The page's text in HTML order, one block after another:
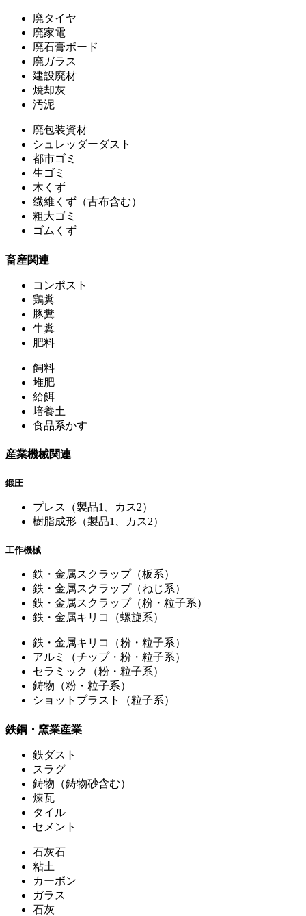
廃タイヤ
廃家電
廃石膏ボード
廃ガラス
建設廃材
焼却灰
汚泥
廃包装資材
シュレッダーダスト
都市ゴミ
生ゴミ
木くず
繊維くず（古布含む）
粗大ゴミ
ゴムくず
畜産関連
コンポスト
鶏糞
豚糞
牛糞
肥料
飼料
堆肥
給餌
培養土
食品系かす
産業機械関連
鍛圧
プレス（製品1、カス2）
樹脂成形（製品1、カス2）
工作機械
鉄・金属スクラップ（板系）
鉄・金属スクラップ（ねじ系）
鉄・金属スクラップ（粉・粒子系）
鉄・金属キリコ（螺旋系）
鉄・金属キリコ（粉・粒子系）
アルミ（チップ・粉・粒子系）
セラミック（粉・粒子系）
鋳物（粉・粒子系）
ショットプラスト（粒子系）
鉄鋼・窯業産業
鉄ダスト
スラグ
鋳物（鋳物砂含む）
煉瓦
タイル
セメント
石灰石
粘土
カーボン
ガラス
石灰